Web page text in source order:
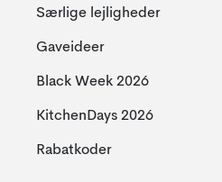
Særlige lejligheder
Gaveideer
Black Week 2026
KitchenDays 2026
Rabatkoder